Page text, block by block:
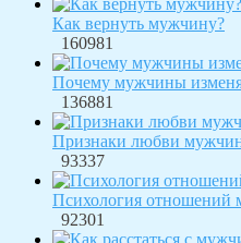
Как вернуть мужчину?
160981
Почему мужчины
136881
Признаки любви
93337
Психология отношений
92301